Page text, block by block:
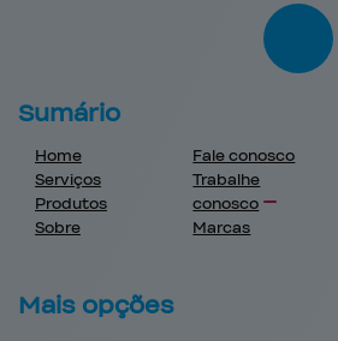
Sumário
Home
Serviços
Produtos
Sobre
Fale conosco
Trabalhe
conosco
Marcas
Mais opções